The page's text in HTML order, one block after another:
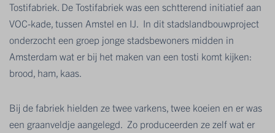
Tostifabriek. De Tostifabriek was een schtterend initiatief aan
VOC-kade, tussen Amstel en IJ. In dit stadslandbouwproject
onderzocht een groep jonge stadsbewoners midden in
Amsterdam wat er bij het maken van een tosti komt kijken:
brood, ham, kaas.
Bij de fabriek hielden ze twee varkens, twee koeien en er was
een graanveldje aangelegd. Zo produceerden ze zelf wat er